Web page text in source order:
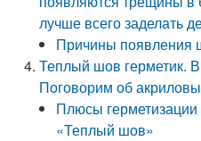
лучше всего заделать
Причины появления
Теплый шов герметик.
Поговорим об
Плюсы герметизации
«Теплый шов»